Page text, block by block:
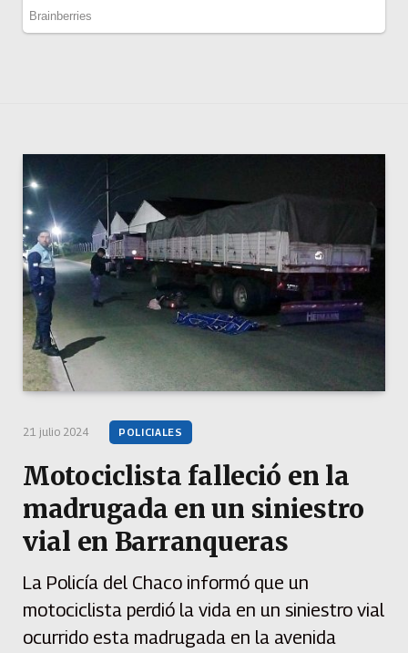
21 julio 2024 POLICIALES
Motociclista falleció en la
madrugada en un siniestro
vial en Barranqueras
La Policía del Chaco informó que un
motociclista perdió la vida en un siniestro vial
ocurrido esta madrugada en la avenida